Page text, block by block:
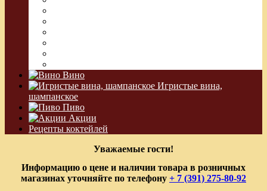
Вино
Игристые вина,
шампанское
Пиво
Акции
Рецепты коктейлей
Уважаемые гости!
Информацию о цене и наличии товара в розничных
магазинах уточняйте по телефону + 7 (391) 275-80-92